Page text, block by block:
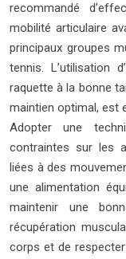
recommandé
mobilité articulaire
principaux groupes
tennis. L’utilisation
raquette à la bonne
maintien optimal, est
Adopter une
contraintes sur les
liées à des
une alimentation
maintenir une
récupération
corps et de